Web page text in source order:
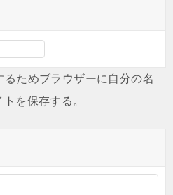
ためブラウザーに自分の名
を保存する。